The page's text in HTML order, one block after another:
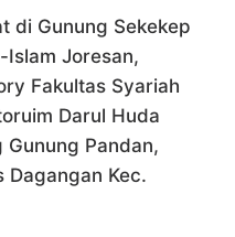
di Gunung Sekekep
Islam Joresan,
Fakultas Syariah
Darul Huda
Pandan,
Dagangan Kec.